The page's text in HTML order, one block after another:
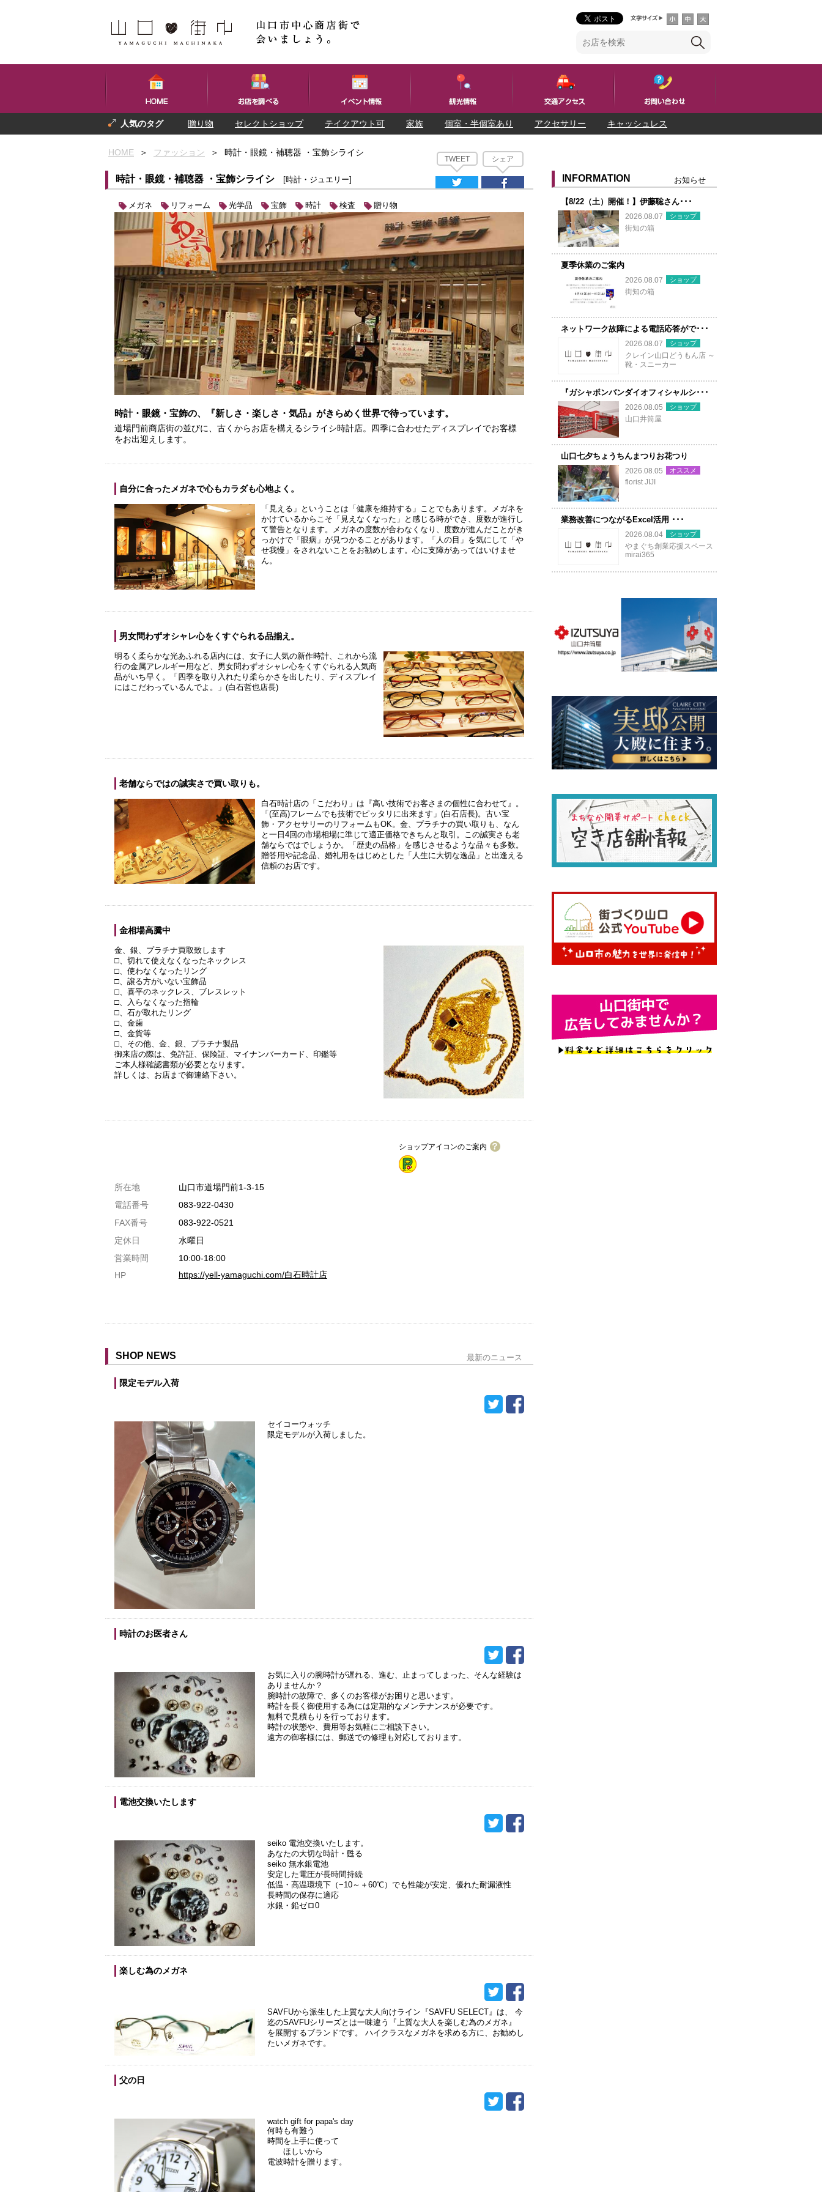
贈り物 セレクトショップ テイクアウト可 家族 個室・半個室あり アクセサリー キャッシュレス
HOME ＞ ファッション ＞ 時計・眼鏡・補聴器 ・宝飾シライシ
INFORMATION お知らせ
【8/22（土）開催！】伊藤聡さん･･･
2026.08.07
ショップ
街知の箱
夏季休業のご案内
2026.08.07
ショップ
街知の箱
ネットワーク故障による電話応答がで･･･
2026.08.07
ショップ
クレイン山口どうもん店 ～
靴・スニーカー
『ガシャポンバンダイオフィシャルシ･･･
2026.08.05
ショップ
山口井筒屋
山口七夕ちょうちんまつりお花つり
2026.08.05
オススメ
florist JIJI
業務改善につながるExcel活用 ･･･
2026.08.04
ショップ
やまぐち創業応援スペース
mirai365
時計・眼鏡・補聴器 ・宝飾シライシ [時計・ジュエリー]
TWEET シェア
メガネ リフォーム 光学品 宝飾 時計 検査 贈り物
時計・眼鏡・宝飾の、『新しさ・楽しさ・気品』がきらめく世界で待っています。
道場門前商店街の並びに、古くからお店を構えるシライシ時計店。四季に合わせたディスプレイでお客様
をお出迎えします。
自分に合ったメガネで心もカラダも心地よく。
「見える」ということは「健康を維持する」ことでもあります。メガネを
かけているからこそ「見えなくなった」と感じる時ができ、度数が進行し
て警告となります。メガネの度数が合わなくなり、度数が進んだことがき
っかけで「眼病」が見つかることがあります。「人の目」を気にして「や
せ我慢」をされないことをお勧めします。心に支障があってはいけませ
ん。
男女問わずオシャレ心をくすぐられる品揃え。
明るく柔らかな光あふれる店内には、女子に人気の新作時計、これから流
行の金属アレルギー用など、男女問わずオシャレ心をくすぐられる人気商
品がいち早く。「四季を取り入れたり柔らかさを出したり、ディスプレイ
にはこだわっているんでよ。」(白石哲也店長)
老舗ならではの誠実さで買い取りも。
白石時計店の「こだわり」は『高い技術でお客さまの個性に合わせて』。
「(至高)フレームでも技術でピッタリに出来ます」(白石店長)。古い宝
飾・アクセサリーのリフォームもOK。金、プラチナの買い取りも、なん
と一日4回の市場相場に準じて適正価格できちんと取引。この誠実さも老
舗ならではでしょうか。「歴史の品格」を感じさせるような品々も多数。
贈答用や記念品、婚礼用をはじめとした「人生に大切な逸品」と出逢える
信頼のお店です。
金相場高騰中
金、銀、プラチナ買取致します
□、切れて使えなくなったネックレス
□、使わなくなったリング
□、譲る方がいない宝飾品
□、喜平のネックレス、ブレスレット
□、入らなくなった指輪
□、石が取れたリング
□、金歯
□、金貨等
□、その他、金、銀、プラチナ製品
御来店の際は、免許証、保険証、マイナンバーカード、印鑑等
ご本人様確認書類が必要となります。
詳しくは、お店まで御連絡下さい。
ショップアイコンのご案内
共通駐車券加盟店
駐車場1台まで
駐車場3台まで
駐車場5台まで
共用トイレ
女性用トイレ
テイクアウト可
ペット同伴可
所在地
山口市道場門前1-3-15
電話番号
083-922-0430
FAX番号
083-922-0521
定休日
水曜日
営業時間
10:00-18:00
HP
https://yell-yamaguchi.com/白石時計店
SHOP NEWS 最新のニュース
限定モデル入荷
セイコーウォッチ
限定モデルが入荷しました。
時計のお医者さん
お気に入りの腕時計が遅れる、進む、止まってしまった、そんな経験は
ありませんか？
腕時計の故障で、多くのお客様がお困りと思います。
時計を長く御使用する為には定期的なメンテナンスが必要です。
無料で見積もりを行っております。
時計の状態や、費用等お気軽にご相談下さい。
遠方の御客様には、郵送での修理も対応しております。
電池交換いたします
seiko 電池交換いたします。
あなたの大切な時計・甦る
seiko 無水銀電池
安定した電圧が長時間持続
低温・高温環境下（−10～＋60℃）でも性能が安定、優れた耐漏液性
長時間の保存に適応
水銀・鉛ゼロ0
楽しむ為のメガネ
SAVFUから派生した上質な大人向けライン『SAVFU SELECT』は、 今
迄のSAVFUシリーズとは一味違う『上質な大人を楽しむ為のメガネ』
を展開するブランドです。 ハイクラスなメガネを求める方に、お勧めし
たいメガネです。
父の日
watch gift for papa's day
何時も有難う
時間を上手に使って
ほしいから
電波時計を贈ります。